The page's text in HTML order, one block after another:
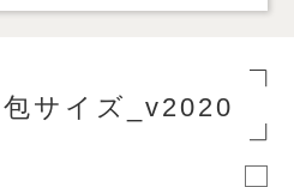
サイズ_v2020